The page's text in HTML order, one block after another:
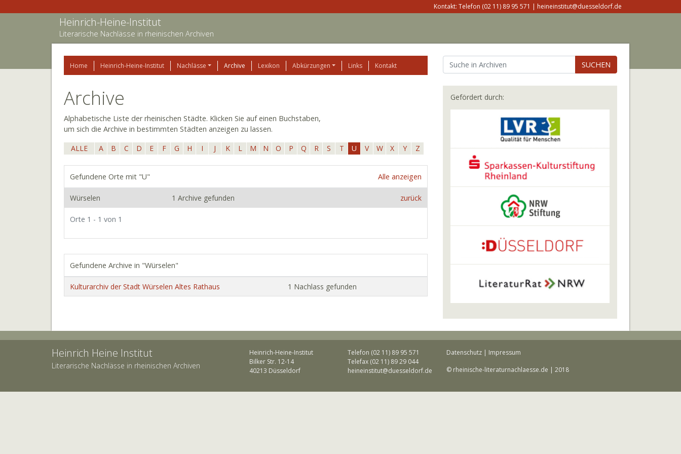
Kontakt: Telefon (02 11) 89 95 571 | heineinstitut@duesseldorf.de
Heinrich-Heine-Institut
Literarische Nachlässe in rheinischen Archiven
Home Heinrich-Heine-Institut Nachlässe Archive Lexikon Abkürzungen Links Kontakt
Archive
Alphabetische Liste der rheinischen Städte. Klicken Sie auf einen Buchstaben,
um sich die Archive in bestimmten Städten anzeigen zu lassen.
ALLE
A B C D E F G H I J K L M N O P Q R S T U V W X Y Z
Alle anzeigen
Gefundene Orte mit "U"
Würselen 1 Archive gefunden zurück
Orte 1 - 1 von 1
Gefundene Archive in "Würselen"
Kulturarchiv der Stadt Würselen Altes Rathaus 1 Nachlass gefunden
SUCHEN
Gefördert durch:
Heinrich Heine Institut
Literarische Nachlässe in rheinischen Archiven
Heinrich-Heine-Institut
Bilker Str. 12-14
40213 Düsseldorf
Telefon (02 11) 89 95 571
Telefax (02 11) 89 29 044
heineinstitut@duesseldorf.de
Datenschutz| Impressum
© rheinische-literaturnachlaesse.de | 2018